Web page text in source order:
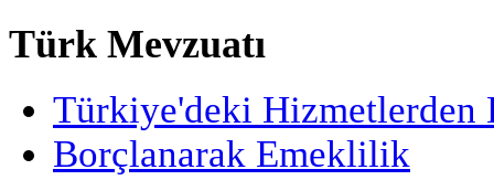
Türk Mevzuatı
Türkiye'deki Hizmetlerden
Borçlanarak Emeklilik